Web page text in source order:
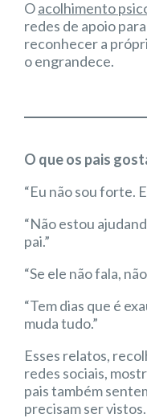
Oacolhimento
redes de apoio
reconhecer a
o engrandece.
O que os pais
“Eu não sou forte.
“Não estou
pai.”
“Se ele não fala,
“Tem dias que é
muda tudo.”
Esses relatos,
redes sociais,
pais também
precisam ser vistos.